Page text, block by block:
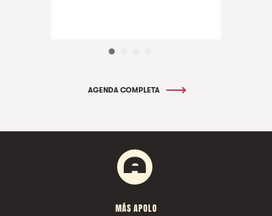
AGENDA COMPLETA
MÁS APOLO